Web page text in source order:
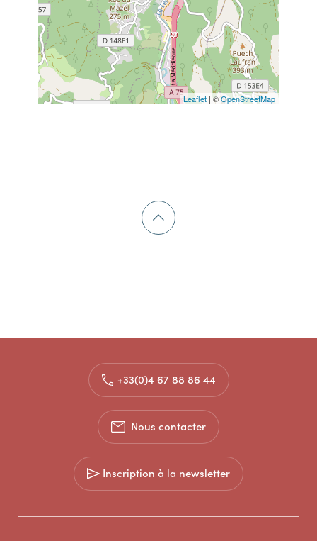
Leaflet | ©OpenStreetMap
+33(0)4 67 88 86 44
Nous contacter
Inscription à la newsletter